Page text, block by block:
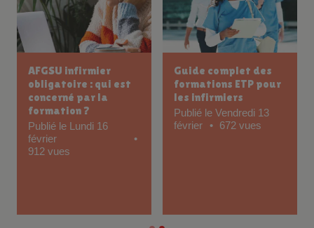
AFGSU infirmier
obligatoire : qui est
concerné par la
formation ?
Publié le Lundi 16
février
912 vues
Guide complet des
formations ETP pour
les infirmiers
Publié le Vendredi 13
février
672 vues